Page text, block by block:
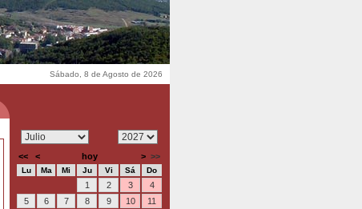
Sábado, 8 de Agosto de 2026
<< < hoy > >>
Lu Ma Mi Ju Vi Sá Do
1 2 3
4
5
6 7 8 9 10
11